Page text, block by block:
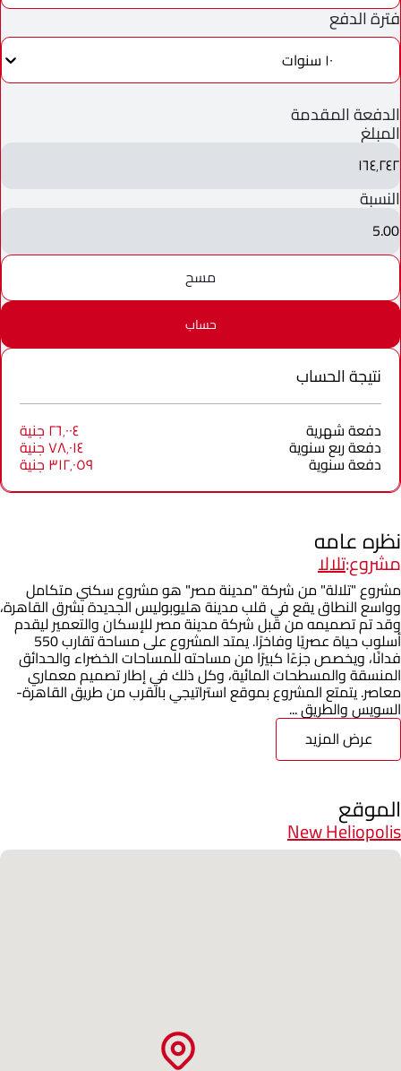
فترة الدفع
١٠ سنوات
الدفعة المقدمة
المبلغ
١٦٤٬٢٤٢
النسبة
5.00
مسح
حساب
نتيجة الحساب
دفعة شهرية ٢٦٬٠٠٤ جنية
دفعة ربع سنوية ٧٨٬٠١٤ جنية
دفعة سنوية ٣١٢٬٠٥٩ جنية
نظره عامه
مشروع:تلالا
مشروع "تلالة" من شركة "مدينة مصر" هو مشروع سكني متكامل
وواسع النطاق يقع في قلب مدينة هليوبوليس الجديدة بشرق القاهرة،
وقد تم تصميمه من قبل شركة مدينة مصر للإسكان والتعمير ليقدم
أسلوب حياة عصريًا وفاخرًا. يمتد المشروع على مساحة تقارب 550
فدانًا، ويخصص جزءًا كبيرًا من مساحته للمساحات الخضراء والحدائق
المنسقة والمسطحات المائية، وكل ذلك في إطار تصميم معماري
معاصر. يتمتع المشروع بموقع استراتيجي بالقرب من طريق القاهرة-
السويس والطريق ...
عرض المزيد
الموقع
New Heliopolis